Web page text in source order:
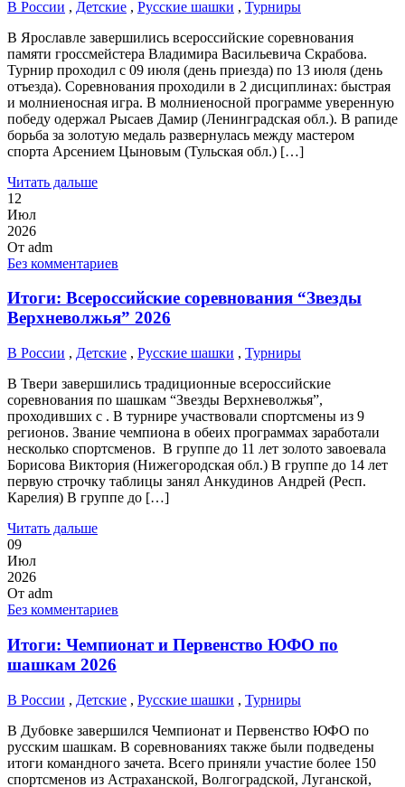
В России , Детские , Русские шашки , Турниры
В Ярославле завершились всероссийские соревнования
памяти гроссмейстера Владимира Васильевича Скрабова.
Турнир проходил с 09 июля (день приезда) по 13 июля (день
отъезда). Соревнования проходили в 2 дисциплинах: быстрая
и молниеносная игра. В молниеносной программе уверенную
победу одержал Рысаев Дамир (Ленинградская обл.). В рапиде
борьба за золотую медаль развернулась между мастером
спорта Арсением Цыновым (Тульская обл.) […]
Читать дальше
12
Июл
2026
От adm
Без комментариев
Итоги: Всероссийские соревнования “Звезды
Верхневолжья” 2026
В России , Детские , Русские шашки , Турниры
В Твери завершились традиционные всероссийские
соревнования по шашкам “Звезды Верхневолжья”,
проходивших с . В турнире участвовали спортсмены из 9
регионов. Звание чемпиона в обеих программах заработали
несколько спортсменов. В группе до 11 лет золото завоевала
Борисова Виктория (Нижегородская обл.) В группе до 14 лет
первую строчку таблицы занял Анкудинов Андрей (Респ.
Карелия) В группе до […]
Читать дальше
09
Июл
2026
От adm
Без комментариев
Итоги: Чемпионат и Первенство ЮФО по
шашкам 2026
В России , Детские , Русские шашки , Турниры
В Дубовке завершился Чемпионат и Первенство ЮФО по
русским шашкам. В соревнованиях также были подведены
итоги командного зачета. Всего приняли участие более 150
спортсменов из Астраханской, Волгоградской, Луганской,